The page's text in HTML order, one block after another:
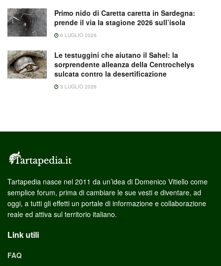
Primo nido di Caretta caretta in Sardegna:
prende il via la stagione 2026 sull’isola
6 LUGLIO 2026
Le testuggini che aiutano il Sahel: la
sorprendente alleanza della Centrochelys
sulcata contro la desertificazione
3 LUGLIO 2026
Tartapedia nasce nel 2011 da un’idea di Domenico Vitiello come
semplice forum, prima di cambiare le sue vesti e diventare, ad
oggi, a tutti gli effetti un portale di informazione e collaborazione
reale ed attiva sul territorio italiano.
Link utili
FAQ